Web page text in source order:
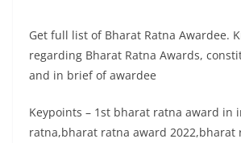
Get full list of Bharat Ratna Awardee.
regarding Bharat Ratna Awards,
and in brief of awardee
Keypoints – 1st bharat ratna award in
ratna,bharat ratna award 2022,bharat